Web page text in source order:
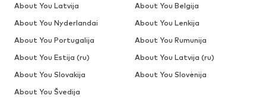
About You Latvija
About You Belgija
About You Nyderlandai
About You Lenkija
About You Portugalija
About You Rumunija
About You Estija (ru)
About You Latvija (ru)
About You Slovakija
About You Slovėnija
About You Švedija